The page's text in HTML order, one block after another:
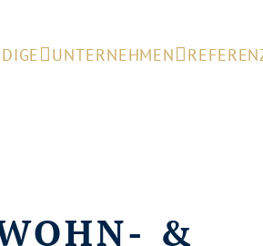
UNTERNEHMEN
&